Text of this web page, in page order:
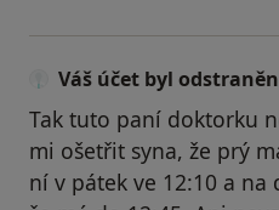
Váš účet byl odstraněn
Tak tuto paní doktorku
mi ošetřit syna, že prý
ní v pátek ve 12:10 a